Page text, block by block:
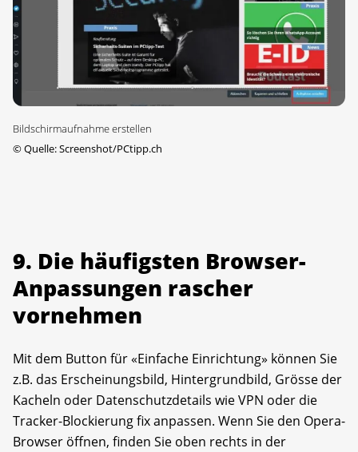
Bildschirmaufnahme erstellen
©Quelle: Screenshot/PCtipp.ch
9. Die häufigsten Browser-
Anpassungen rascher
vornehmen
Mit dem Button für «Einfache Einrichtung» können Sie
z.B. das Erscheinungsbild, Hintergrundbild, Grösse der
Kacheln oder Datenschutzdetails wie VPN oder die
Tracker-Blockierung fix anpassen. Wenn Sie den Opera-
Browser öffnen, finden Sie oben rechts in der